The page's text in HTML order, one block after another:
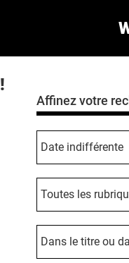
!
Affinez votre